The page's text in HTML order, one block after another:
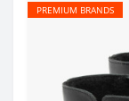
PREMIUM BRANDS